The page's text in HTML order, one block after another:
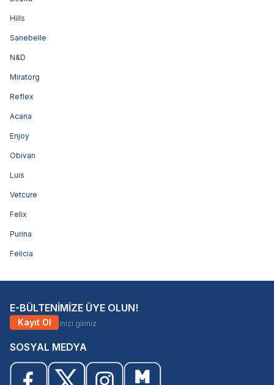
Hills
Sanebelle
N&D
Miratorg
Reflex
Acana
Enjoy
Obivan
Luis
Vetcure
Felix
Purina
Felicia
E-BÜLTENİMİZE ÜYE OLUN!
Kayıt Ol
SOSYAL MEDYA